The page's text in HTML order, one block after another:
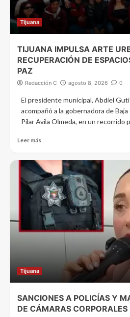
Tijuana
TIJUANA IMPULSA ARTE
RECUPERACIÓN DE
PAZ
Redacción C agosto 8, 2026 0
El presidente municipal, Abdiel
acompañó a la gobernadora de
Pilar Avila Olmeda, en un recorrido
Leer más
Tijuana
SANCIONES A POLICÍAS Y
DE CÁMARAS CORPORALES